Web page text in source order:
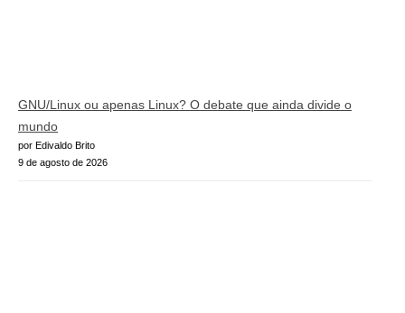
GNU/Linux ou apenas Linux? O debate que ainda divide o
mundo
por Edivaldo Brito
9 de agosto de 2026